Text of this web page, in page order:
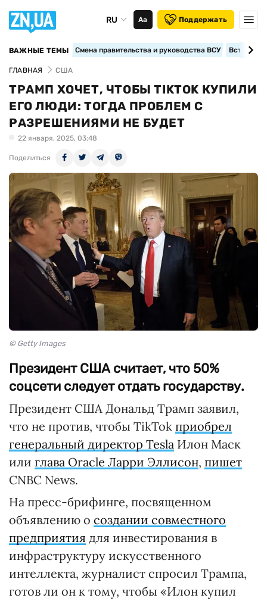
RU Аа Поддержать
ВАЖНЫЕ ТЕМЫ Смена правительства и руководства ВСУ
ГЛАВНАЯ США
ТРАМП ХОЧЕТ, ЧТОБЫ TIKTOK КУПИЛИ
ЕГО ЛЮДИ: ТОГДА ПРОБЛЕМ С
РАЗРЕШЕНИЯМИ НЕ БУДЕТ
22 января, 2025, 03:48
Поделиться
© Getty Images
Президент США считает, что 50%
соцсети следует отдать государству.
Президент США Дональд Трамп заявил,
что не против, чтобы TikTok приобрел
генеральный директор Tesla Илон Маск
или глава Oracle Ларри Эллисон, пишет
CNBC News.
На пресс-брифинге, посвященном
объявлению о создании совместного
предприятия для инвестирования в
инфраструктуру искусственного
интеллекта, журналист спросил Трампа,
готов ли он к тому, чтобы «Илон купил